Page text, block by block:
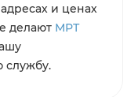
и ценах
делают МРТ
службу.